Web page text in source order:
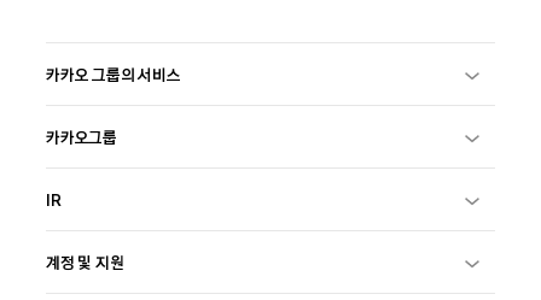
카카오 그룹의 서비스
카카오그룹
IR
계정 및 지원